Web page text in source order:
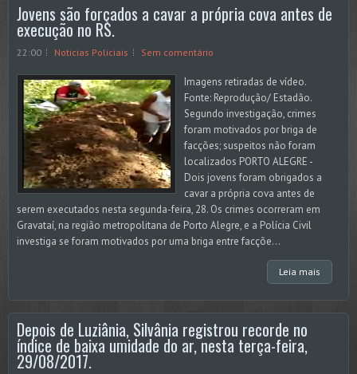
Jovens são forçados a cavar a própria cova antes de
execução no RS.
22:00 Noticias Policiais Sem comentário
Imagens retiradas de vídeo.
Fonte: Reprodução/ Estadão.
Segundo investigação, crimes
foram motivados por briga de
facções; suspeitos não foram
localizados PORTO ALEGRE -
Dois jovens foram obrigados a
cavar a própria cova antes de
serem executados nesta segunda-feira, 28. Os crimes ocorreram em
Gravataí, na região metropolitana de Porto Alegre, e a Polícia Civil
investiga se foram motivados por uma briga entre facçõe...
Leia mais
Depois de Luziânia, Silvânia registrou recorde no
índice de baixa umidade do ar, nesta terça-feira,
29/08/2017.